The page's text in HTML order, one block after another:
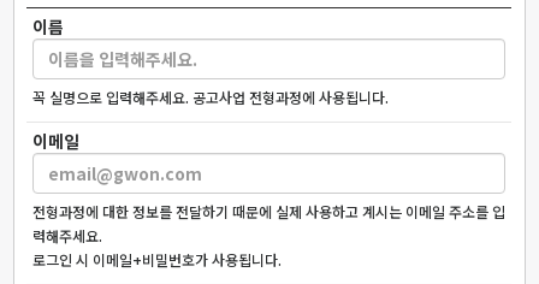
이름
꼭 실명으로 입력해주세요. 공고사업 전형과정에 사용됩니다.
이메일
전형과정에 대한 정보를 전달하기 때문에 실제 사용하고 계시는 이메일 주소를 입
력해주세요.
로그인 시 이메일+비밀번호가 사용됩니다.